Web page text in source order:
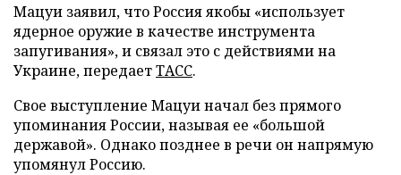
Мацуи заявил, что Россия якобы «использует
ядерное оружие в качестве инструмента
запугивания», и связал это с действиями на
Украине, передаетТАСС.
Свое выступление Мацуи начал без прямого
упоминания России, называя ее «большой
державой». Однако позднее в речи он напрямую
упомянул Россию.